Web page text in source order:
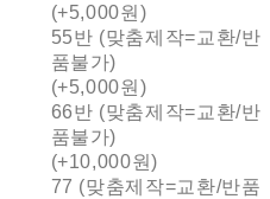
(+5,000원)
55반 (맞춤제작=교환/반
품불가)
(+5,000원)
66반 (맞춤제작=교환/반
품불가)
(+10,000원)
77 (맞춤제작=교환/반품